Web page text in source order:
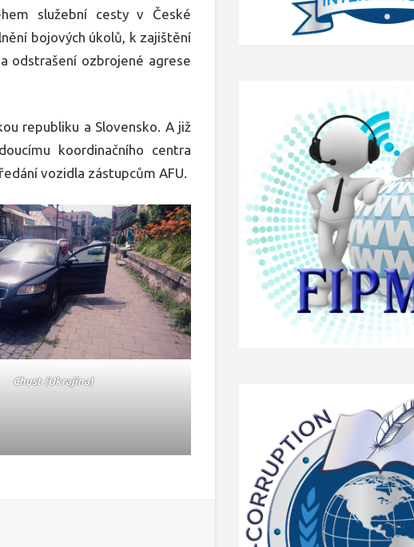
služební cesty v České
bojových úkolů, k zajištění
odstrašení ozbrojené agrese
republiku a Slovensko. A již
koordinačního centra
vozidla zástupcům AFU.
Chust (Ukrajina)